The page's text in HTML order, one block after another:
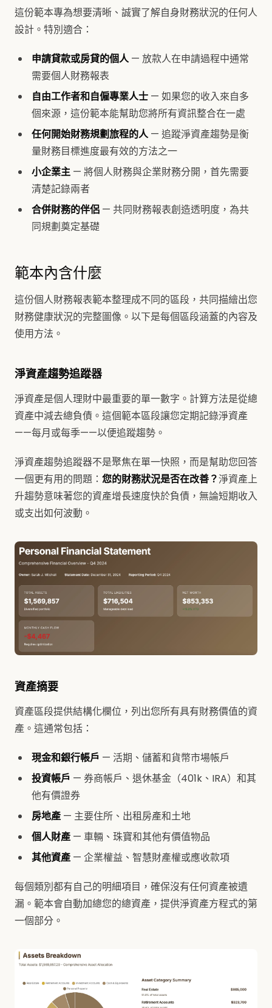
這份範本專為想要清晰、誠實了解自身財務狀況的任何人
設計。特別適合：
申請貸款或房貸的個人— 放款人在申請過程中通常
需要個人財務報表
自由工作者和自僱專業人士 — 如果您的收入來自多
個來源，這份範本能幫助您將所有資訊整合在一處
任何開始財務規劃旅程的人— 追蹤淨資產趨勢是衡
量財務目標進度最有效的方法之一
小企業主 — 將個人財務與企業財務分開，首先需要
清楚記錄兩者
合併財務的伴侶 — 共同財務報表創造透明度，為共
同規劃奠定基礎
範本內含什麼
這份個人財務報表範本整理成不同的區段，共同描繪出您
財務健康狀況的完整圖像。以下是每個區段涵蓋的內容及
使用方法。
淨資產趨勢追蹤器
淨資產是個人理財中最重要的單一數字。計算方法是從總
資產中減去總負債。這個範本區段讓您定期記錄淨資產
——每月或每季——以便追蹤趨勢。
淨資產趨勢追蹤器不是聚焦在單一快照，而是幫助您回答
一個更有用的問題： 您的財務狀況是否在改善？淨資產上
升趨勢意味著您的資產增長速度快於負債，無論短期收入
或支出如何波動。
資產摘要
資產區段提供結構化欄位，列出您所有具有財務價值的資
產。這通常包括：
現金和銀行帳戶 — 活期、儲蓄和貨幣市場帳戶
投資帳戶 — 券商帳戶、退休基金（401k、IRA）和其
他有價證券
房地產 — 主要住所、出租房產和土地
個人財產 — 車輛、珠寶和其他有價值物品
其他資產 — 企業權益、智慧財產權或應收款項
每個類別都有自己的明細項目，確保沒有任何資產被遺
漏。範本會自動加總您的總資產，提供淨資產方程式的第
一個部分。